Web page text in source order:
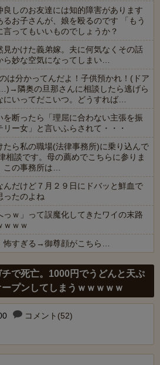
しのお友達には知的障害があります
お子さんが、娘を殴るのです 「もう
ってもいいものでしょうか？
見かけた義弟嫁。夫に何気なくその話
ら妙な空気になってしまい…
は分かってんだよ！子供預かれ！(ドア
隣奥の旦那さんに相談したら逃げら
にいってだこいつ。どうすれば…
を断ったら「理屈に合わない主張を振
ー女」と言いふらされて・・・
たら私の職場(法律事務所)に乗り込んで
相談です。母の薦めでこちらに参りま
この事務所は…
だけど７月２９日にドバッと鮮血で
ったのよね
っｗ」って誤魔化してきたワイの末路
ｗｗｗ
怖すぎる→御尊顔がこちら…
チで死亡。1000円でうどんと天ぷ
プンしてしまうｗｗｗｗｗ
コメント(52)